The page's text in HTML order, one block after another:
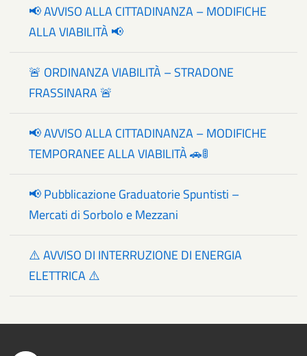
📢 AVVISO ALLA CITTADINANZA – MODIFICHE
ALLA VIABILITÀ 📢
🚨 ORDINANZA VIABILITÀ – STRADONE
FRASSINARA 🚨
📢 AVVISO ALLA CITTADINANZA – MODIFICHE
TEMPORANEE ALLA VIABILITÀ 🚗🚦
📢 Pubblicazione Graduatorie Spuntisti –
Mercati di Sorbolo e Mezzani
⚠️ AVVISO DI INTERRUZIONE DI ENERGIA
ELETTRICA ⚠️